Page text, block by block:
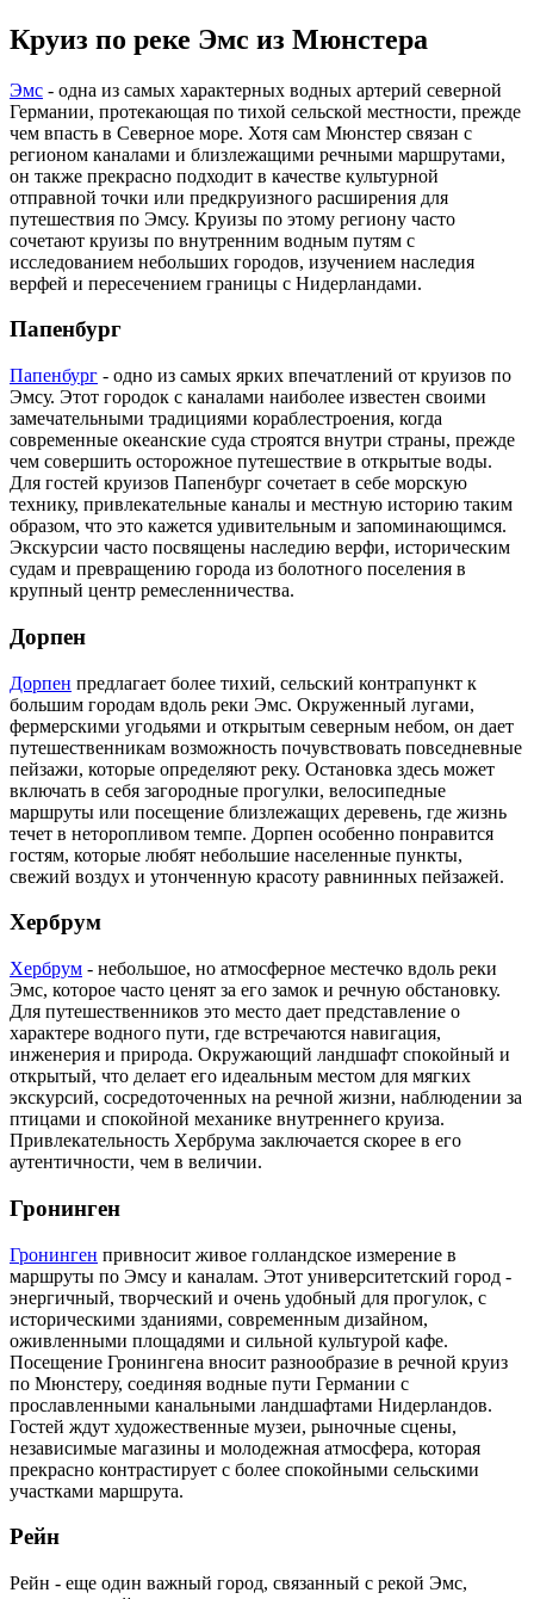
Круиз по реке Эмс из Мюнстера
Эмс - одна из самых характерных водных артерий северной
Германии, протекающая по тихой сельской местности, прежде
чем впасть в Северное море. Хотя сам Мюнстер связан с
регионом каналами и близлежащими речными маршрутами,
он также прекрасно подходит в качестве культурной
отправной точки или предкруизного расширения для
путешествия по Эмсу. Круизы по этому региону часто
сочетают круизы по внутренним водным путям с
исследованием небольших городов, изучением наследия
верфей и пересечением границы с Нидерландами.
Папенбург
Папенбург - одно из самых ярких впечатлений от круизов по
Эмсу. Этот городок с каналами наиболее известен своими
замечательными традициями кораблестроения, когда
современные океанские суда строятся внутри страны, прежде
чем совершить осторожное путешествие в открытые воды.
Для гостей круизов Папенбург сочетает в себе морскую
технику, привлекательные каналы и местную историю таким
образом, что это кажется удивительным и запоминающимся.
Экскурсии часто посвящены наследию верфи, историческим
судам и превращению города из болотного поселения в
крупный центр ремесленничества.
Дорпен
Дорпен предлагает более тихий, сельский контрапункт к
большим городам вдоль реки Эмс. Окруженный лугами,
фермерскими угодьями и открытым северным небом, он дает
путешественникам возможность почувствовать повседневные
пейзажи, которые определяют реку. Остановка здесь может
включать в себя загородные прогулки, велосипедные
маршруты или посещение близлежащих деревень, где жизнь
течет в неторопливом темпе. Дорпен особенно понравится
гостям, которые любят небольшие населенные пункты,
свежий воздух и утонченную красоту равнинных пейзажей.
Хербрум
Хербрум - небольшое, но атмосферное местечко вдоль реки
Эмс, которое часто ценят за его замок и речную обстановку.
Для путешественников это место дает представление о
характере водного пути, где встречаются навигация,
инженерия и природа. Окружающий ландшафт спокойный и
открытый, что делает его идеальным местом для мягких
экскурсий, сосредоточенных на речной жизни, наблюдении за
птицами и спокойной механике внутреннего круиза.
Привлекательность Хербрума заключается скорее в его
аутентичности, чем в величии.
Гронинген
Гронинген привносит живое голландское измерение в
маршруты по Эмсу и каналам. Этот университетский город -
энергичный, творческий и очень удобный для прогулок, с
историческими зданиями, современным дизайном,
оживленными площадями и сильной культурой кафе.
Посещение Гронингена вносит разнообразие в речной круиз
по Мюнстеру, соединяя водные пути Германии с
прославленными канальными ландшафтами Нидерландов.
Гостей ждут художественные музеи, рыночные сцены,
независимые магазины и молодежная атмосфера, которая
прекрасно контрастирует с более спокойными сельскими
участками маршрута.
Рейн
Рейн - еще один важный город, связанный с рекой Эмс,